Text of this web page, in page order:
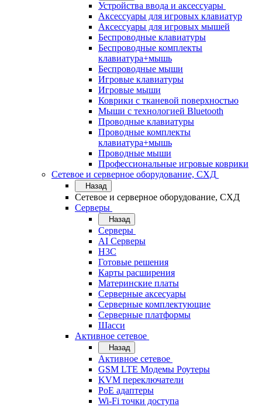
Устройства ввода и аксессуары
Аксессуары для игровых клавиатур
Аксессуары для игровых мышей
Беспроводные клавиатуры
Беспроводные комплекты
клавиатура+мышь
Беспроводные мыши
Игровые клавиатуры
Игровые мыши
Коврики с тканевой поверхностью
Мыши с технологией Bluetooth
Проводные клавиатуры
Проводные комплекты
клавиатура+мышь
Проводные мыши
Профессиональные игровые коврики
Сетевое и серверное оборудование, СХД
Назад
Сетевое и серверное оборудование, СХД
Cерверы
Назад
Cерверы
AI Серверы
H3C
Готовые решения
Карты расширения
Материнские платы
Серверные аксесуары
Серверные комплектующие
Серверные платформы
Шасси
Активное сетевое
Назад
Активное сетевое
GSM LTE Модемы Роутеры
KVM переключатели
PoE адаптеры
Wi-Fi точки доступа